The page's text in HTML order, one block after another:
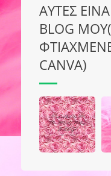
ΑΥΤΕΣ
BLOG
CANVA)